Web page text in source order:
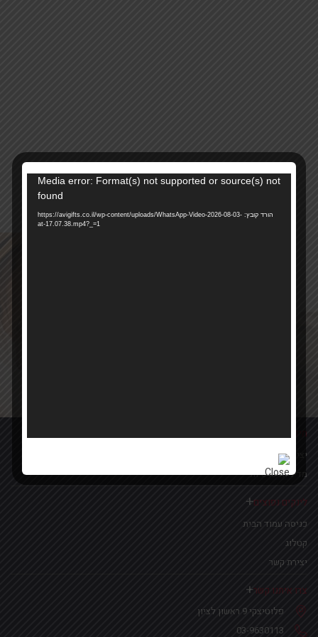
מק"ט: 24044
מידע נוסף
יצירת קשר
מדיניות פרטיות
לינקים נפוצים
כניסה עמוד הבית
קטלוג
יצירת קשר
צרו איתנו קשר
פלוטיצקי 9 ראשון לציון
03-9630113
Media error: Format(s) not supported or source(s) not
found
הורד קובץ: https://avigifts.co.il/wp-content/uploads/WhatsApp-Video-2026-08-03-
at-17.07.38.mp4?_=1